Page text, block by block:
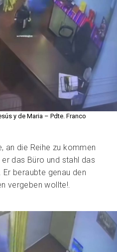
y de Maria – Pdte. Franco
an die Reihe zu kommen
das Büro und stahl das
beraubte genau den
vergeben wollte!.